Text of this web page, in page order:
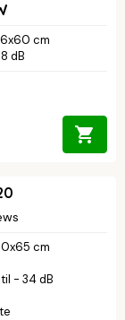
cm
dB
cm
- 34 dB